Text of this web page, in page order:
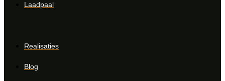
Laadpaal
Realisaties
Blog